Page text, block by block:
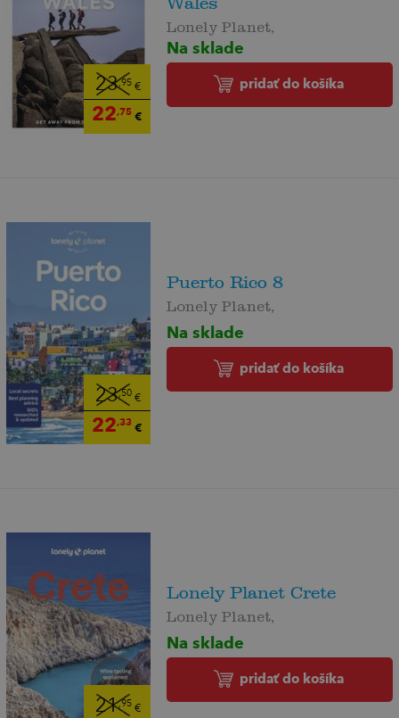
23,95€
22,75€
Lonely Planet,
Na sklade
pridať do košíka
23,50€
22,33€
Puerto Rico 8
Lonely Planet,
Na sklade
pridať do košíka
21,95€
Lonely Planet Crete
Lonely Planet,
Na sklade
pridať do košíka